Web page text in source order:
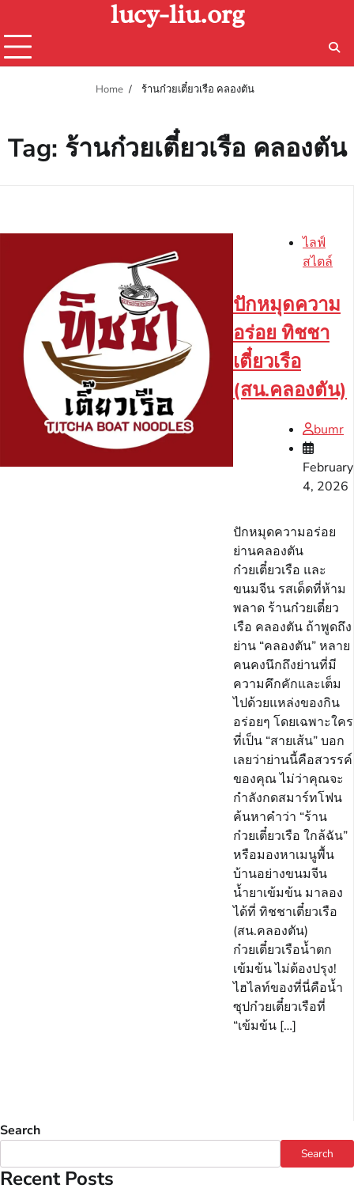
content
lucy-liu.org
Home ร้านก๋วยเตี๋ยวเรือ คลองตัน
Tag: ร้านก๋วยเตี๋ยวเรือ คลองตัน
ไลฟ์
สไตล์
ปักหมุดความ
อร่อย ทิชชา
เตี๋ยวเรือ
(สน.คลองตัน)
bumr
February
4, 2026
ปักหมุดความอร่อย
ย่านคลองตัน
ก๋วยเตี๋ยวเรือ และ
ขนมจีน รสเด็ดที่ห้าม
พลาด ร้านก๋วยเตี๋ยว
เรือ คลองตัน ถ้าพูดถึง
ย่าน “คลองตัน” หลาย
คนคงนึกถึงย่านที่มี
ความคึกคักและเต็ม
ไปด้วยแหล่งของกิน
อร่อยๆ โดยเฉพาะใคร
ที่เป็น “สายเส้น” บอก
เลยว่าย่านนี้คือสวรรค์
ของคุณ ไม่ว่าคุณจะ
กำลังกดสมาร์ทโฟน
ค้นหาคำว่า “ร้าน
ก๋วยเตี๋ยวเรือ ใกล้ฉัน”
หรือมองหาเมนูพื้น
บ้านอย่างขนมจีน
น้ำยาเข้มข้น มาลอง
ได้ที่ ทิชชาเตี๋ยวเรือ
(สน.คลองตัน)
ก๋วยเตี๋ยวเรือน้ำตก
เข้มข้น ไม่ต้องปรุง!
ไฮไลท์ของที่นี่คือน้ำ
ซุปก๋วยเตี๋ยวเรือที่
“เข้มข้น […]
Search
Search
Recent Posts